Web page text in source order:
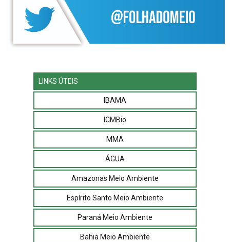
LINKS ÚTEIS
IBAMA
ICMBio
MMA
ÁGUA
Amazonas Meio Ambiente
Espírito Santo Meio Ambiente
Paraná Meio Ambiente
Bahia Meio Ambiente